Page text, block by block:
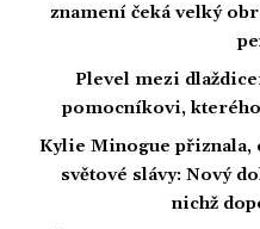
znamení čeká velký
Plevel mezi
pomocníkovi,
Kylie Minogue přiznala,
světové slávy: Nový
nichž